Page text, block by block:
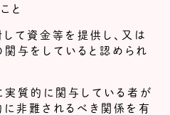
と
して資金等を提供し、又は
与をしていると認められ
実質的に関与している者が
非難されるべき関係を有